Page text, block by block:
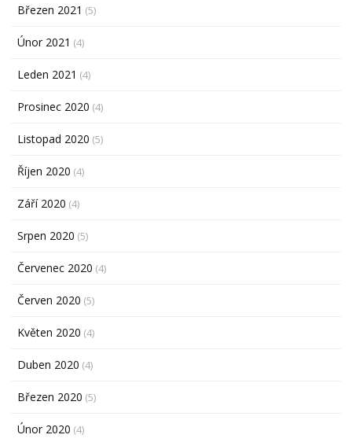
Březen 2021 (5)
Únor 2021 (4)
Leden 2021 (4)
Prosinec 2020 (4)
Listopad 2020 (5)
Říjen 2020 (4)
Září 2020 (4)
Srpen 2020 (5)
Červenec 2020 (4)
Červen 2020 (5)
Květen 2020 (4)
Duben 2020 (4)
Březen 2020 (5)
Únor 2020 (4)